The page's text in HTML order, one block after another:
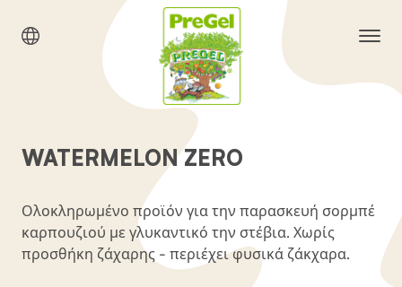
WATERMELON ZERO
Ολοκληρωμένο προϊόν για την παρασκευή σορμπέ
καρπουζιού με γλυκαντικό την στέβια. Χωρίς
προσθήκη ζάχαρης - περιέχει φυσικά ζάκχαρα.